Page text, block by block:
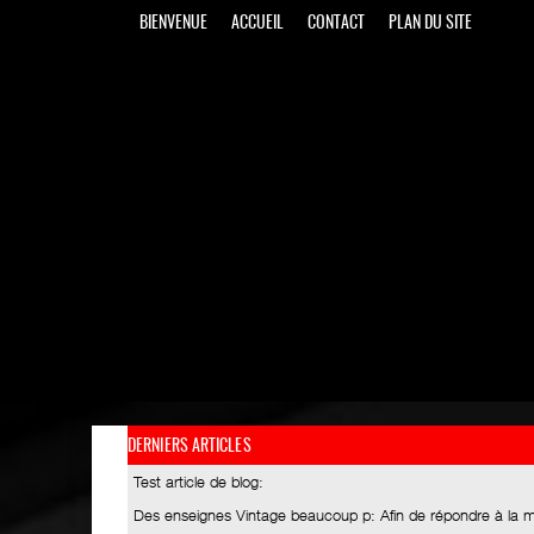
BIENVENUE ACCUEIL CONTACT PLAN DU SITE
DERNIERS ARTICLES
Test article de blog:
Des enseignes Vintage beaucoup p: Afin de répondre à la